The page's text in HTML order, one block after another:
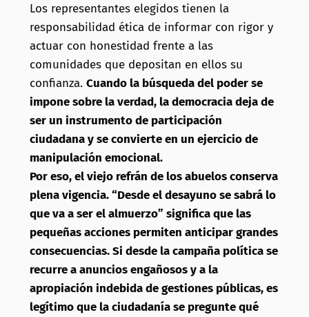
Los representantes elegidos tienen la
responsabilidad ética de informar con rigor y
actuar con honestidad frente a las
comunidades que depositan en ellos su
confianza. Cuando la búsqueda del poder se
impone sobre la verdad, la democracia deja de
ser un instrumento de participación
ciudadana y se convierte en un ejercicio de
manipulación emocional.
Por eso, el viejo refrán de los abuelos conserva
plena vigencia. “Desde el desayuno se sabrá lo
que va a ser el almuerzo” significa que las
pequeñas acciones permiten anticipar grandes
consecuencias. Si desde la campaña política se
recurre a anuncios engañosos y a la
apropiación indebida de gestiones públicas, es
legítimo que la ciudadanía se pregunte qué